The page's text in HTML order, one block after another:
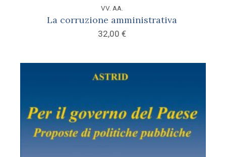
VV. AA.
La corruzione amministrativa
32,00 €